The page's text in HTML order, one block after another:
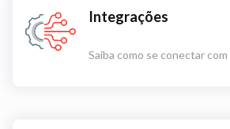
Integrações
Saiba como se conectar